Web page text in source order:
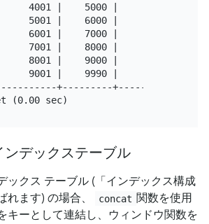
4001 |    5000 |      1000 |
5001 |    6000 |      1000 |
6001 |    7000 |      1000 |
7001 |    8000 |      1000 |
8001 |    9000 |      1000 |
9001 |    9990 |       990 |
+---------+-----------+
ンデックステーブル
ックス テーブル (「インデックス構成
れます) の場合、
concat 関数を使用
キーとして連結し、ウィンドウ関数を